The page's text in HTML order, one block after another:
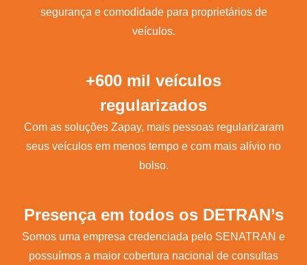
segurança e comodidade para proprietários de
veículos.
+600 mil veículos
regularizados
Com as soluções Zapay, mais pessoas regularizaram
seus veículos em menos tempo e com mais alívio no
bolso.
Presença em todos os DETRAN’s
Somos uma empresa credenciada pelo SENATRAN e
possuímos a maior cobertura nacional de consultas